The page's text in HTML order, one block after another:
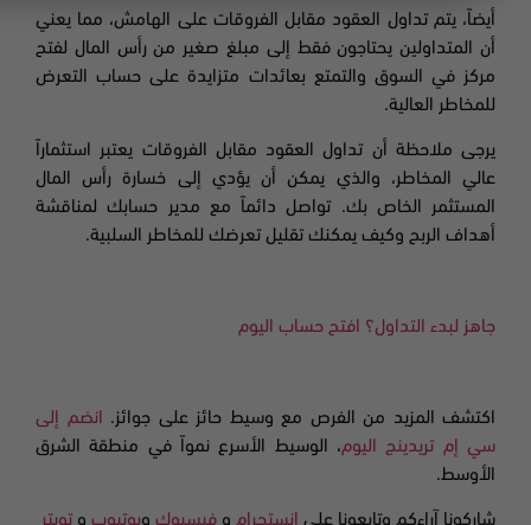
أيضاً، يتم تداول العقود مقابل الفروقات على الهامش، مما يعني
أن المتداولين يحتاجون فقط إلى مبلغ صغير من رأس المال لفتح
مركز في السوق والتمتع بعائدات متزايدة على حساب التعرض
للمخاطر العالية.
يرجى ملاحظة أن تداول العقود مقابل الفروقات يعتبر استثماراً
عالي المخاطر، والذي يمكن أن يؤدي إلى خسارة رأس المال
المستثمر الخاص بك. تواصل دائماً مع مدير حسابك لمناقشة
أهداف الربح وكيف يمكنك تقليل تعرضك للمخاطر السلبية.
جاهز لبدء التداول؟ افتح حساب اليوم
اكتشف المزيد من الفرص مع وسيط حائز على جوائز.
انضم إلى
سي إم تريدينج اليوم، الوسيط الأسرع نمواً في منطقة الشرق
الأوسط.
شاركونا آراءكم وتابعونا على انستجرام و فيسبوك ويوتيوب و تويتر